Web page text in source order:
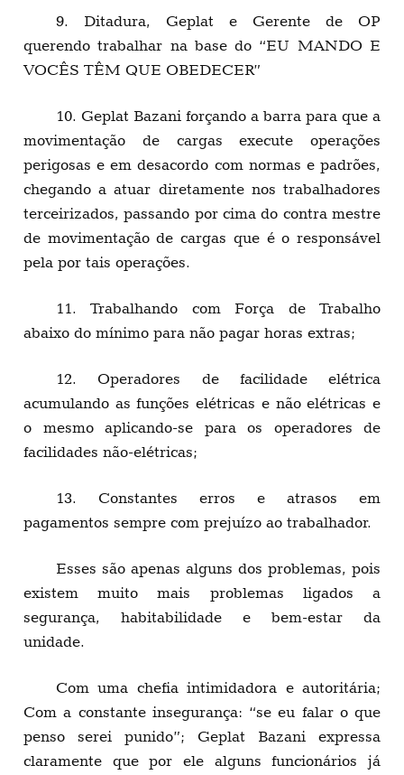
9. Ditadura, Geplat e Gerente de OP
querendo trabalhar na base do “EU MANDO E
VOCÊS TÊM QUE OBEDECER”
10. Geplat Bazani forçando a barra para que a
movimentação de cargas execute operações
perigosas e em desacordo com normas e padrões,
chegando a atuar diretamente nos trabalhadores
terceirizados, passando por cima do contra mestre
de movimentação de cargas que é o responsável
pela por tais operações.
11. Trabalhando com Força de Trabalho
abaixo do mínimo para não pagar horas extras;
12. Operadores de facilidade elétrica
acumulando as funções elétricas e não elétricas e
o mesmo aplicando-se para os operadores de
facilidades não-elétricas;
13. Constantes erros e atrasos em
pagamentos sempre com prejuízo ao trabalhador.
Esses são apenas alguns dos problemas, pois
existem muito mais problemas ligados a
segurança, habitabilidade e bem-estar da
unidade.
Com uma chefia intimidadora e autoritária;
Com a constante insegurança: “se eu falar o que
penso serei punido”; Geplat Bazani expressa
claramente que por ele alguns funcionários já